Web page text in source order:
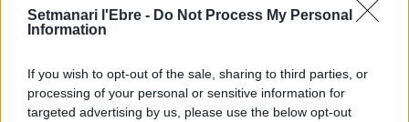
Setmanari l'Ebre - Do Not Process My Personal
Information
If you wish to opt-out of the sale, sharing to third parties, or
processing of your personal or sensitive information for
targeted advertising by us, please use the below opt-out